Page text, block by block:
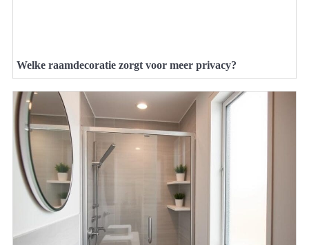
Welke raamdecoratie zorgt voor meer privacy?